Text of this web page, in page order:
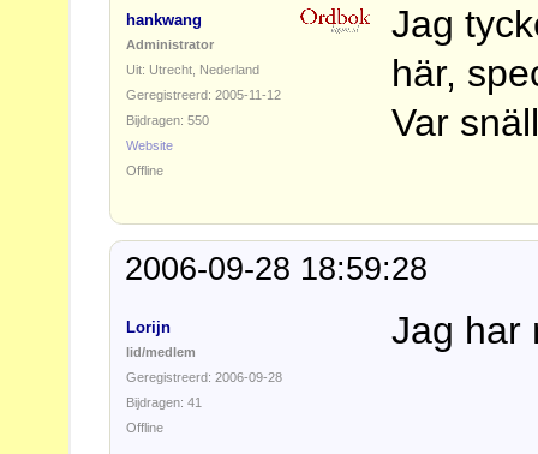
hankwang
Administrator
Uit: Utrecht, Nederland
Geregistreerd: 2005-11-12
Bijdragen: 550
Website
Jag
här,
Var
Offline
2006-09-28 18:59:28
Lorijn
lid/medlem
Geregistreerd: 2006-09-28
Bijdragen: 41
Jag har
Offline